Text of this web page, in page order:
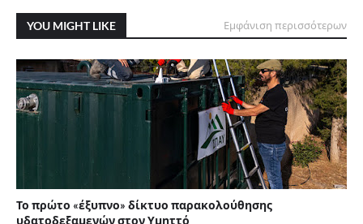
YOU MIGHT LIKE Εμφάνιση περισσότερων
Το πρώτο «έξυπνο» δίκτυο παρακολούθησης
υδατοδεξαμενών στον Υμηττό